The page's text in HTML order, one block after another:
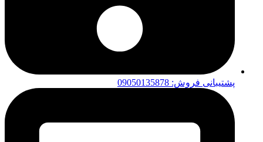
پشتیبانی فروش: 09050135878